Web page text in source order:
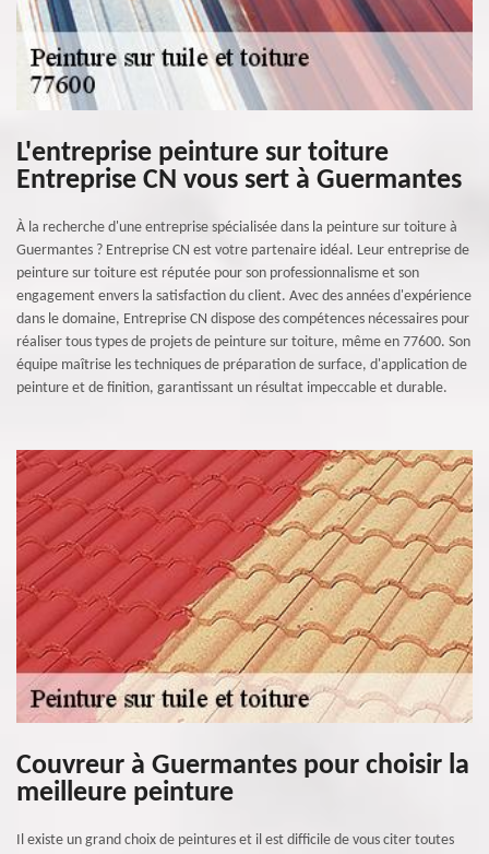
L'entreprise peinture sur toiture
Entreprise CN vous sert à Guermantes
À la recherche d'une entreprise spécialisée dans la peinture sur toiture à
Guermantes ? Entreprise CN est votre partenaire idéal. Leur entreprise de
peinture sur toiture est réputée pour son professionnalisme et son
engagement envers la satisfaction du client. Avec des années d'expérience
dans le domaine, Entreprise CN dispose des compétences nécessaires pour
réaliser tous types de projets de peinture sur toiture, même en 77600. Son
équipe maîtrise les techniques de préparation de surface, d'application de
peinture et de finition, garantissant un résultat impeccable et durable.
Couvreur à Guermantes pour choisir la
meilleure peinture
Il existe un grand choix de peintures et il est difficile de vous citer toutes